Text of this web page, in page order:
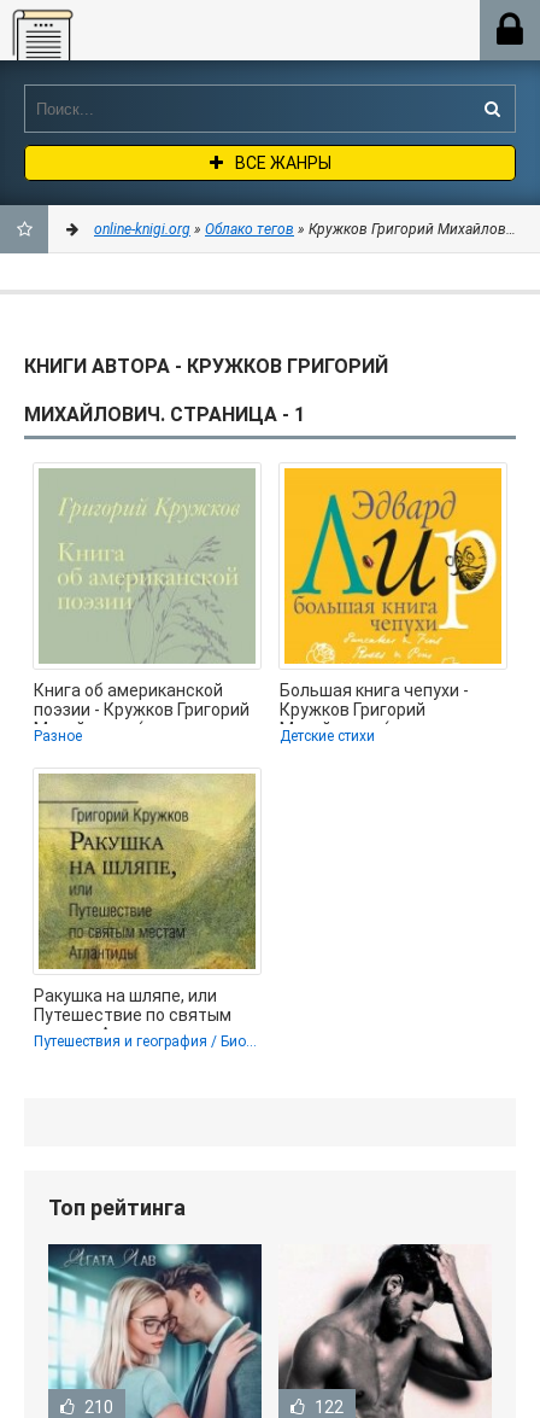
Online-knigi.org
ВСЕ ЖАНРЫ
ЗАКЛАДКИ
online-knigi.org » Облако тегов » Кружков Григорий Михайлович
КНИГИ АВТОРА - КРУЖКОВ ГРИГОРИЙ
МИХАЙЛОВИЧ. СТРАНИЦА - 1
Книга об американской
поэзии - Кружков Григорий
Михайлович (книги
Разное
Большая книга чепухи -
Кружков Григорий
Михайлович (читаем книги
онлайн .txt,
Детские стихи
Ракушка на шляпе, или
Путешествие по святым
местам Атлантиды -
Кружков Григорий
Путешествия и география / Биографии и мемуары / Поэзия
Топ рейтинга
210 122